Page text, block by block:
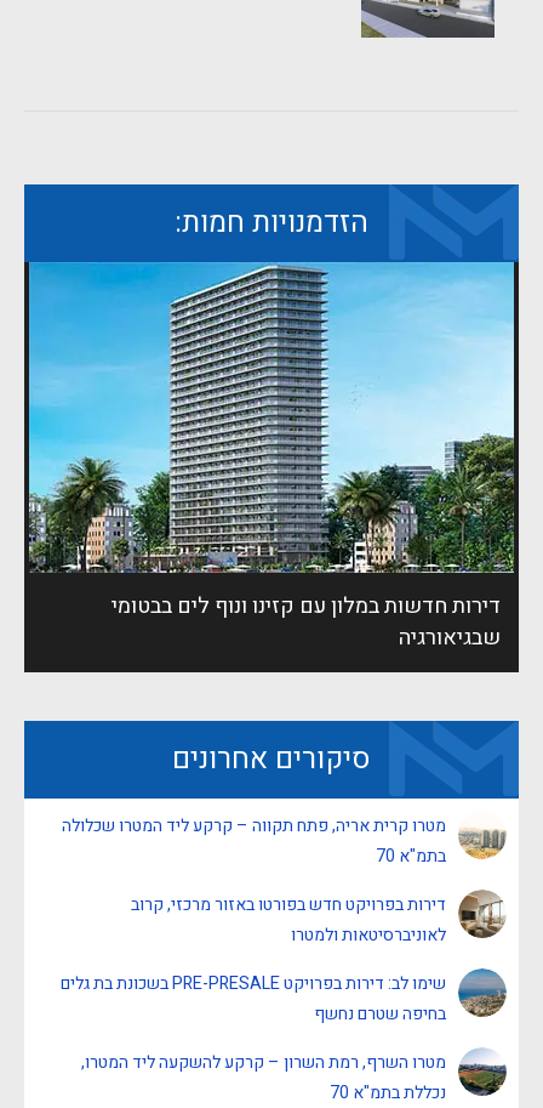
הזדמנויות חמות:
דירות חדשות במלון עם קזינו ונוף לים בבטומי
שבגיאורגיה
סיקורים אחרונים
מטרו קרית אריה, פתח תקווה – קרקע ליד המטרו שכלולה
בתמ"א 70
דירות בפרויקט חדש בפורטו באזור מרכזי, קרוב
לאוניברסיטאות ולמטרו
שימו לב: דירות בפרויקט PRE-PRESALE בשכונת בת גלים
בחיפה שטרם נחשף
מטרו השרף, רמת השרון – קרקע להשקעה ליד המטרו,
נכללת בתמ"א 70